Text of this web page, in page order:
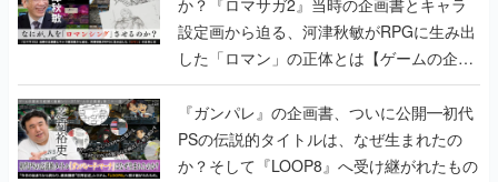
設定画から迫る、河津秋敏がRPGに生み出
した「ロマン」の正体とは【ゲームの企画
書】
『ガンパレ』の企画書、ついに公開━初代
PSの伝説的タイトルは、なぜ生まれたの
か？そして『LOOP8』へ受け継がれたもの